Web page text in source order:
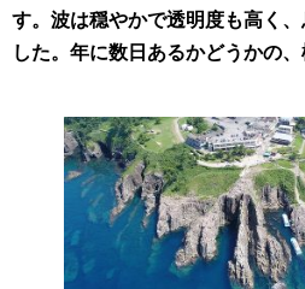
す。波は穏やかで透明度も高く
した。年に数日あるかどうかの